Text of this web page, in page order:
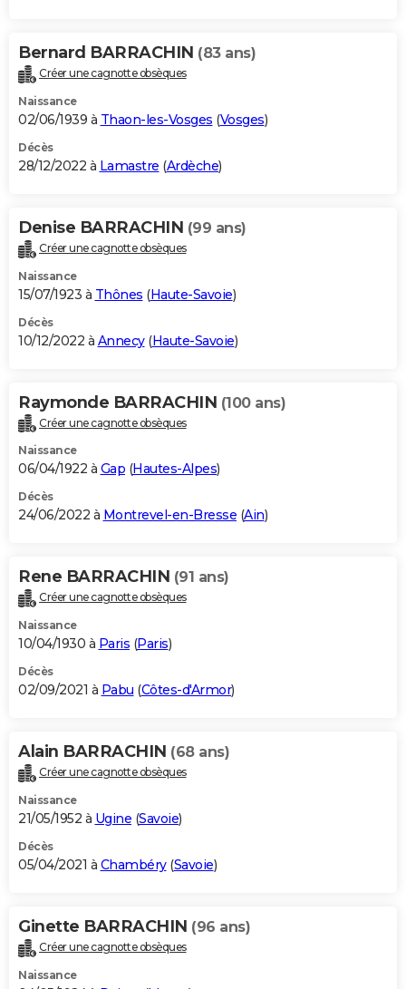
Bernard BARRACHIN (83 ans)
Créer une cagnotte obsèques
Naissance
02/06/1939 à Thaon-les-Vosges (Vosges)
Décès
28/12/2022 à Lamastre (Ardèche)
Denise BARRACHIN (99 ans)
Créer une cagnotte obsèques
Naissance
15/07/1923 à Thônes (Haute-Savoie)
Décès
10/12/2022 à Annecy(Haute-Savoie)
Raymonde BARRACHIN (100 ans)
Créer une cagnotte obsèques
Naissance
06/04/1922 à Gap (Hautes-Alpes)
Décès
24/06/2022 à Montrevel-en-Bresse (Ain)
Rene BARRACHIN (91 ans)
Créer une cagnotte obsèques
Naissance
10/04/1930 à Paris (Paris)
Décès
02/09/2021 à Pabu (Côtes-d'Armor)
Alain BARRACHIN (68 ans)
Créer une cagnotte obsèques
Naissance
21/05/1952 à Ugine (Savoie)
Décès
05/04/2021 à Chambéry(Savoie)
Ginette BARRACHIN (96 ans)
Créer une cagnotte obsèques
Naissance